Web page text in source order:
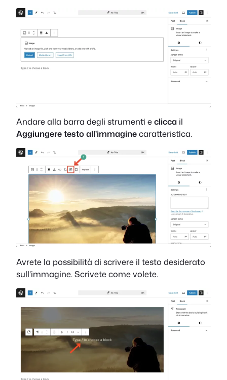
Andare alla barra degli strumenti eclicca il
Aggiungere testo all'immaginecaratteristica.
Avrete la possibilità di scrivere il testo desiderato
sull'immagine. Scrivete come volete.